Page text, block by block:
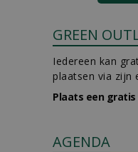
GREEN
Iedereen kan
plaatsen via zijn
Plaats een
AGENDA